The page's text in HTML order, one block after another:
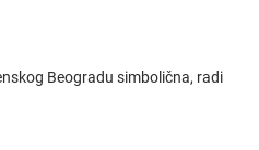
Beogradu simbolična, radi